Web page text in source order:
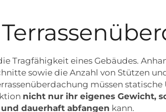
Tragfähigkeit eines Gebäudes.
sowie die Anzahl von Stützen
müssen
nicht nur ihr eigenes Gewicht,
dauerhaft abfangen kann.